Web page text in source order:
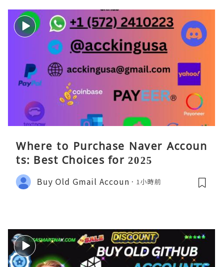
Where to Purchase Naver Accoun
ts: Best Choices for 2025
Buy Old Gmail Accoun 1小時前